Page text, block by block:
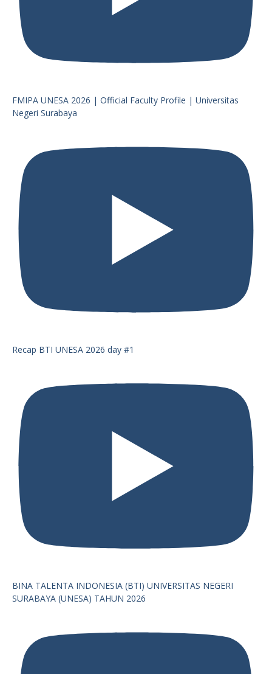
FMIPA UNESA 2026 | Official Faculty Profile | Universitas
Negeri Surabaya
Recap BTI UNESA 2026 day #1
BINA TALENTA INDONESIA (BTI) UNIVERSITAS NEGERI
SURABAYA (UNESA) TAHUN 2026